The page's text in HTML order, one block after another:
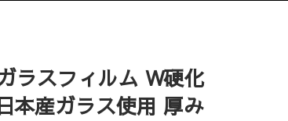
ラスフィルム W硬化
本産ガラス使用 厚み